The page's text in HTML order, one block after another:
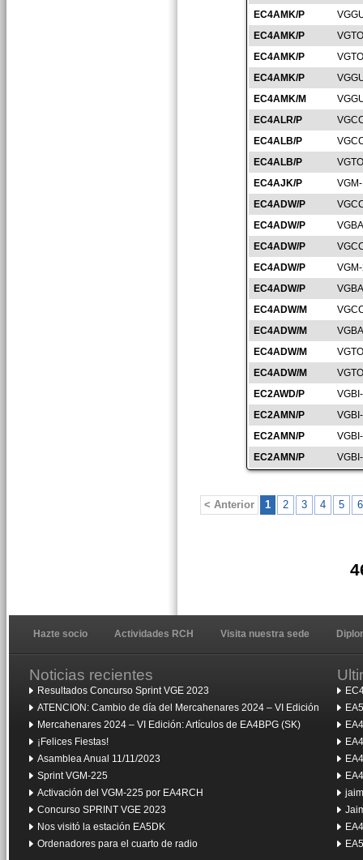
EC4AMK/P
EC4AMK/P
EC4AMK/P
EC4AMK/P
EC4AMK/M
EC4ALR/P
EC4ALB/P
EC4ALB/P
EC4AJK/P
EC4ADW/P
EC4ADW/P
EC4ADW/P
EC4ADW/P
EC4ADW/P
EC4ADW/M
EC4ADW/M
EC4ADW/M
EC4ADW/M
EC2AWD/P
EC2AMN/P
EC2AMN/P
EC2AMN/P
< Anterior 1 2 3 4 5 6
Hazte socio Actividades RCH Visita nuestra sede
Noticias recientes
Resultados Concurso Sprint VGE 2023
ATENCION: Cambio de día del Mercahenares 2024 – VI Edición
Mercahenares 2024 – VI Edición: Artículos de EA4BPG (SK)
¡Felices Fiestas!
Asamblea Anual 11/11/2023
Sprint VGM-225
Activación del VGM-225 por EA4RCH
Concurso SPRINT VGE 2023
Nos visitó la estación EA5DK
Ordenadores para el cuarto de radio